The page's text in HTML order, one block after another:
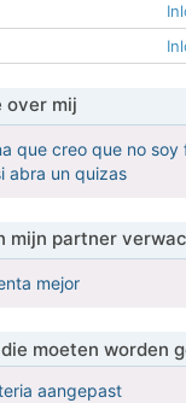
over mij
que creo que no
abra un quizas
mijn partner
mejor
moeten worden
aangepast